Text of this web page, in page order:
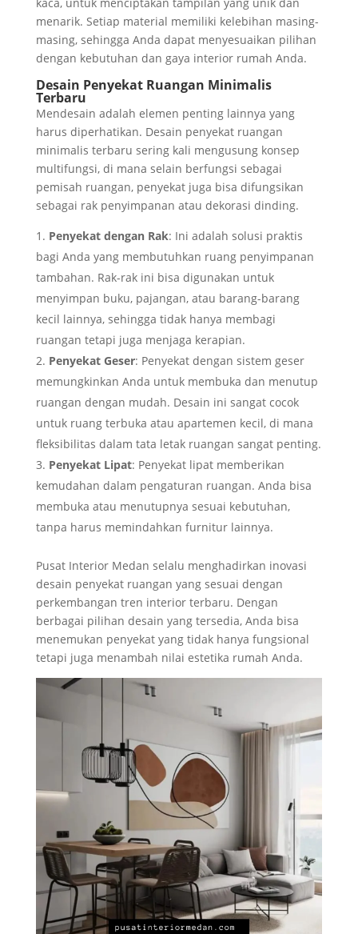
menarik. Setiap material memiliki kelebihan masing-
masing, sehingga Anda dapat menyesuaikan pilihan
dengan kebutuhan dan gaya interior rumah Anda.
Desain Penyekat Ruangan Minimalis
Terbaru
Mendesain adalah elemen penting lainnya yang
harus diperhatikan. Desain penyekat ruangan
minimalis terbaru sering kali mengusung konsep
multifungsi, di mana selain berfungsi sebagai
pemisah ruangan, penyekat juga bisa difungsikan
sebagai rak penyimpanan atau dekorasi dinding.
Penyekat dengan Rak: Ini adalah solusi praktis
bagi Anda yang membutuhkan ruang penyimpanan
tambahan. Rak-rak ini bisa digunakan untuk
menyimpan buku, pajangan, atau barang-barang
kecil lainnya, sehingga tidak hanya membagi
ruangan tetapi juga menjaga kerapian.
Penyekat Geser: Penyekat dengan sistem geser
memungkinkan Anda untuk membuka dan menutup
ruangan dengan mudah. Desain ini sangat cocok
untuk ruang terbuka atau apartemen kecil, di mana
fleksibilitas dalam tata letak ruangan sangat penting.
Penyekat Lipat: Penyekat lipat memberikan
kemudahan dalam pengaturan ruangan. Anda bisa
membuka atau menutupnya sesuai kebutuhan,
tanpa harus memindahkan furnitur lainnya.
Pusat Interior Medan selalu menghadirkan inovasi
desain penyekat ruangan yang sesuai dengan
perkembangan tren interior terbaru. Dengan
berbagai pilihan desain yang tersedia, Anda bisa
menemukan penyekat yang tidak hanya fungsional
tetapi juga menambah nilai estetika rumah Anda.